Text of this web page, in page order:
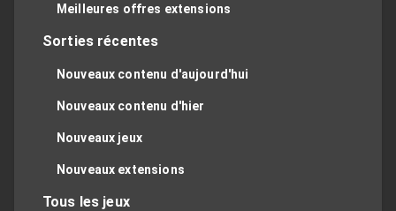
Meilleures offres extensions
Sorties récentes
Nouveaux contenu d'aujourd'hui
Nouveaux contenu d'hier
Nouveaux jeux
Nouveaux extensions
Tous les jeux